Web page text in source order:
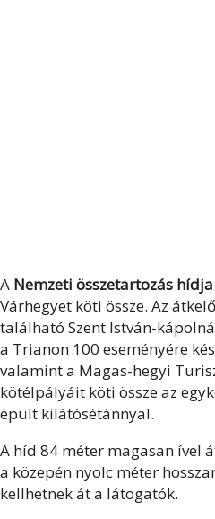
A Nemzeti összetartozás hídja
Várhegyet köti össze. Az
található Szent István-
a Trianon 100 eseményére
valamint a Magas-hegyi
kötélpályáit köti össze az
épült kilátósétánnyal.
A híd 84 méter magasan ível
a közepén nyolc méter
kellhetnek át a látogatók.